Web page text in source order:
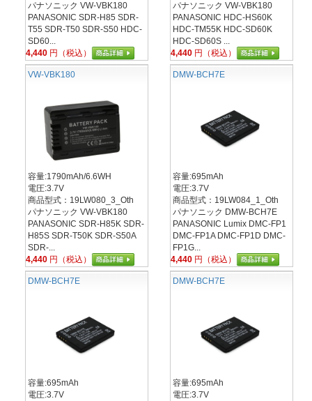
パナソニック VW-VBK180
PANASONIC SDR-H85 SDR-
T55 SDR-T50 SDR-S50 HDC-
SD60...
4,440 円（税込）
パナソニック VW-VBK180
PANASONIC HDC-HS60K
HDC-TM55K HDC-SD60K
HDC-SD60S ...
4,440 円（税込）
VW-VBK180
容量:1790mAh/6.6WH
電圧:3.7V
商品型式：19LW080_3_Oth
パナソニック VW-VBK180
PANASONIC SDR-H85K SDR-
H85S SDR-T50K SDR-S50A
SDR-...
4,440 円（税込）
DMW-BCH7E
容量:695mAh
電圧:3.7V
商品型式：19LW084_1_Oth
パナソニック DMW-BCH7E
PANASONIC Lumix DMC-FP1
DMC-FP1A DMC-FP1D DMC-
FP1G...
4,440 円（税込）
DMW-BCH7E
容量:695mAh
電圧:3.7V
DMW-BCH7E
容量:695mAh
電圧:3.7V